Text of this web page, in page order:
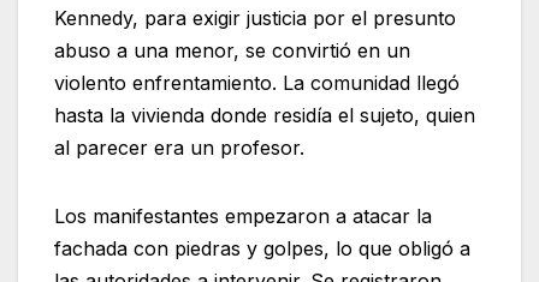
Kennedy, para exigir justicia por el presunto
abuso a una menor, se convirtió en un
violento enfrentamiento. La comunidad llegó
hasta la vivienda donde residía el sujeto, quien
al parecer era un profesor.
Los manifestantes empezaron a atacar la
fachada con piedras y golpes, lo que obligó a